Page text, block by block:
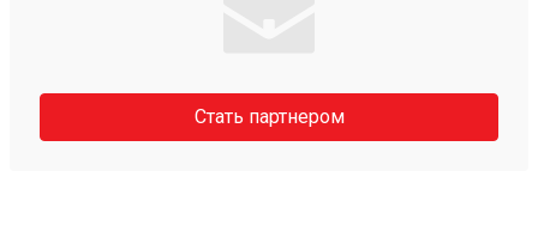
Стать партнером